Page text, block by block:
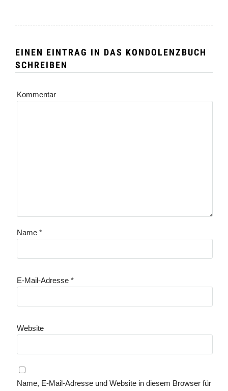
EINEN EINTRAG IN DAS KONDOLENZBUCH
SCHREIBEN
Kommentar
Name *
E-Mail-Adresse *
Website
Name, E-Mail-Adresse und Website in diesem Browser für